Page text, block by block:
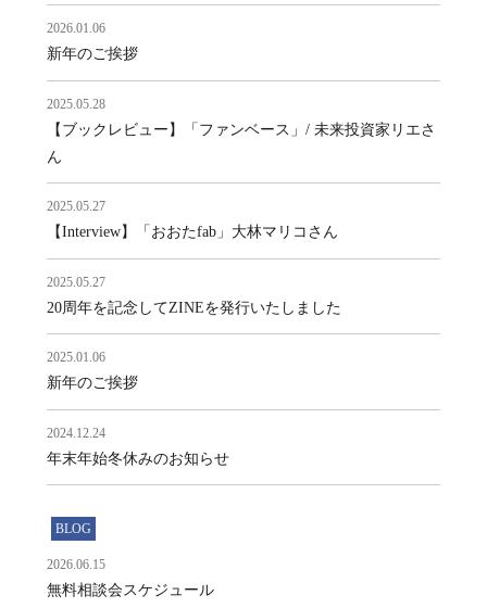
2026.01.06
新年のご挨拶
2025.05.28
【ブックレビュー】「ファンベース」/ 未来投資家リエさ
ん
2025.05.27
【Interview】「おおたfab」大林マリコさん
2025.05.27
20周年を記念してZINEを発行いたしました
2025.01.06
新年のご挨拶
2024.12.24
年末年始冬休みのお知らせ
BLOG
2026.06.15
無料相談会スケジュール